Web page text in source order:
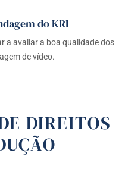
do KRI
a avaliar a boa qualidade dos
de vídeo.
DIREITOS